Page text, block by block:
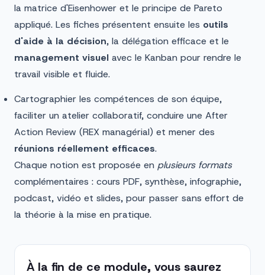
la matrice d'Eisenhower et le principe de Pareto
appliqué. Les fiches présentent ensuite les outils
d'aide à la décision, la délégation efficace et le
management visuel avec le Kanban pour rendre le
travail visible et fluide.
Cartographier les compétences de son équipe,
faciliter un atelier collaboratif, conduire une After
Action Review (REX managérial) et mener des
réunions réellement efficaces.
Chaque notion est proposée en plusieurs formats
complémentaires : cours PDF, synthèse, infographie,
podcast, vidéo et slides, pour passer sans effort de
la théorie à la mise en pratique.
À la fin de ce module, vous saurez